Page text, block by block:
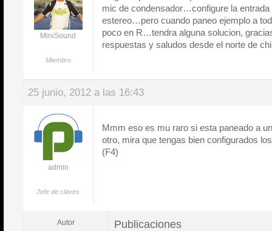
MiniSound
Miembro
mic de condensador…configure la entrada
estereo…pero cuando paneo ejemplo a
poco en R…tendra alguna solucion,
respuestas y saludos desde el norte de
25 junio, 2012 a las 16:43
admin
Jefe de claves
Mmm eso es mu raro si esta paneado a
otro, mira que tengas bien configurados
(F4)
Autor Publicaciones